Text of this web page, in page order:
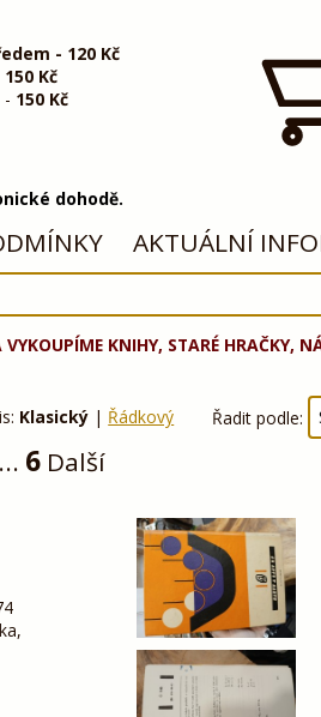
- 120 Kč
Kč
- 150 Kč
dohodě.
AKTUÁLNÍ
KNIHY, STARÉ HRAČKY,
Klasický | Řádkový Řadit podle:
... 6 Další